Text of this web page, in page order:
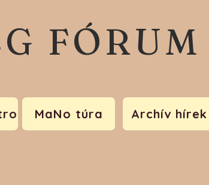
FÓRUM
MaNo túra Archív hírek